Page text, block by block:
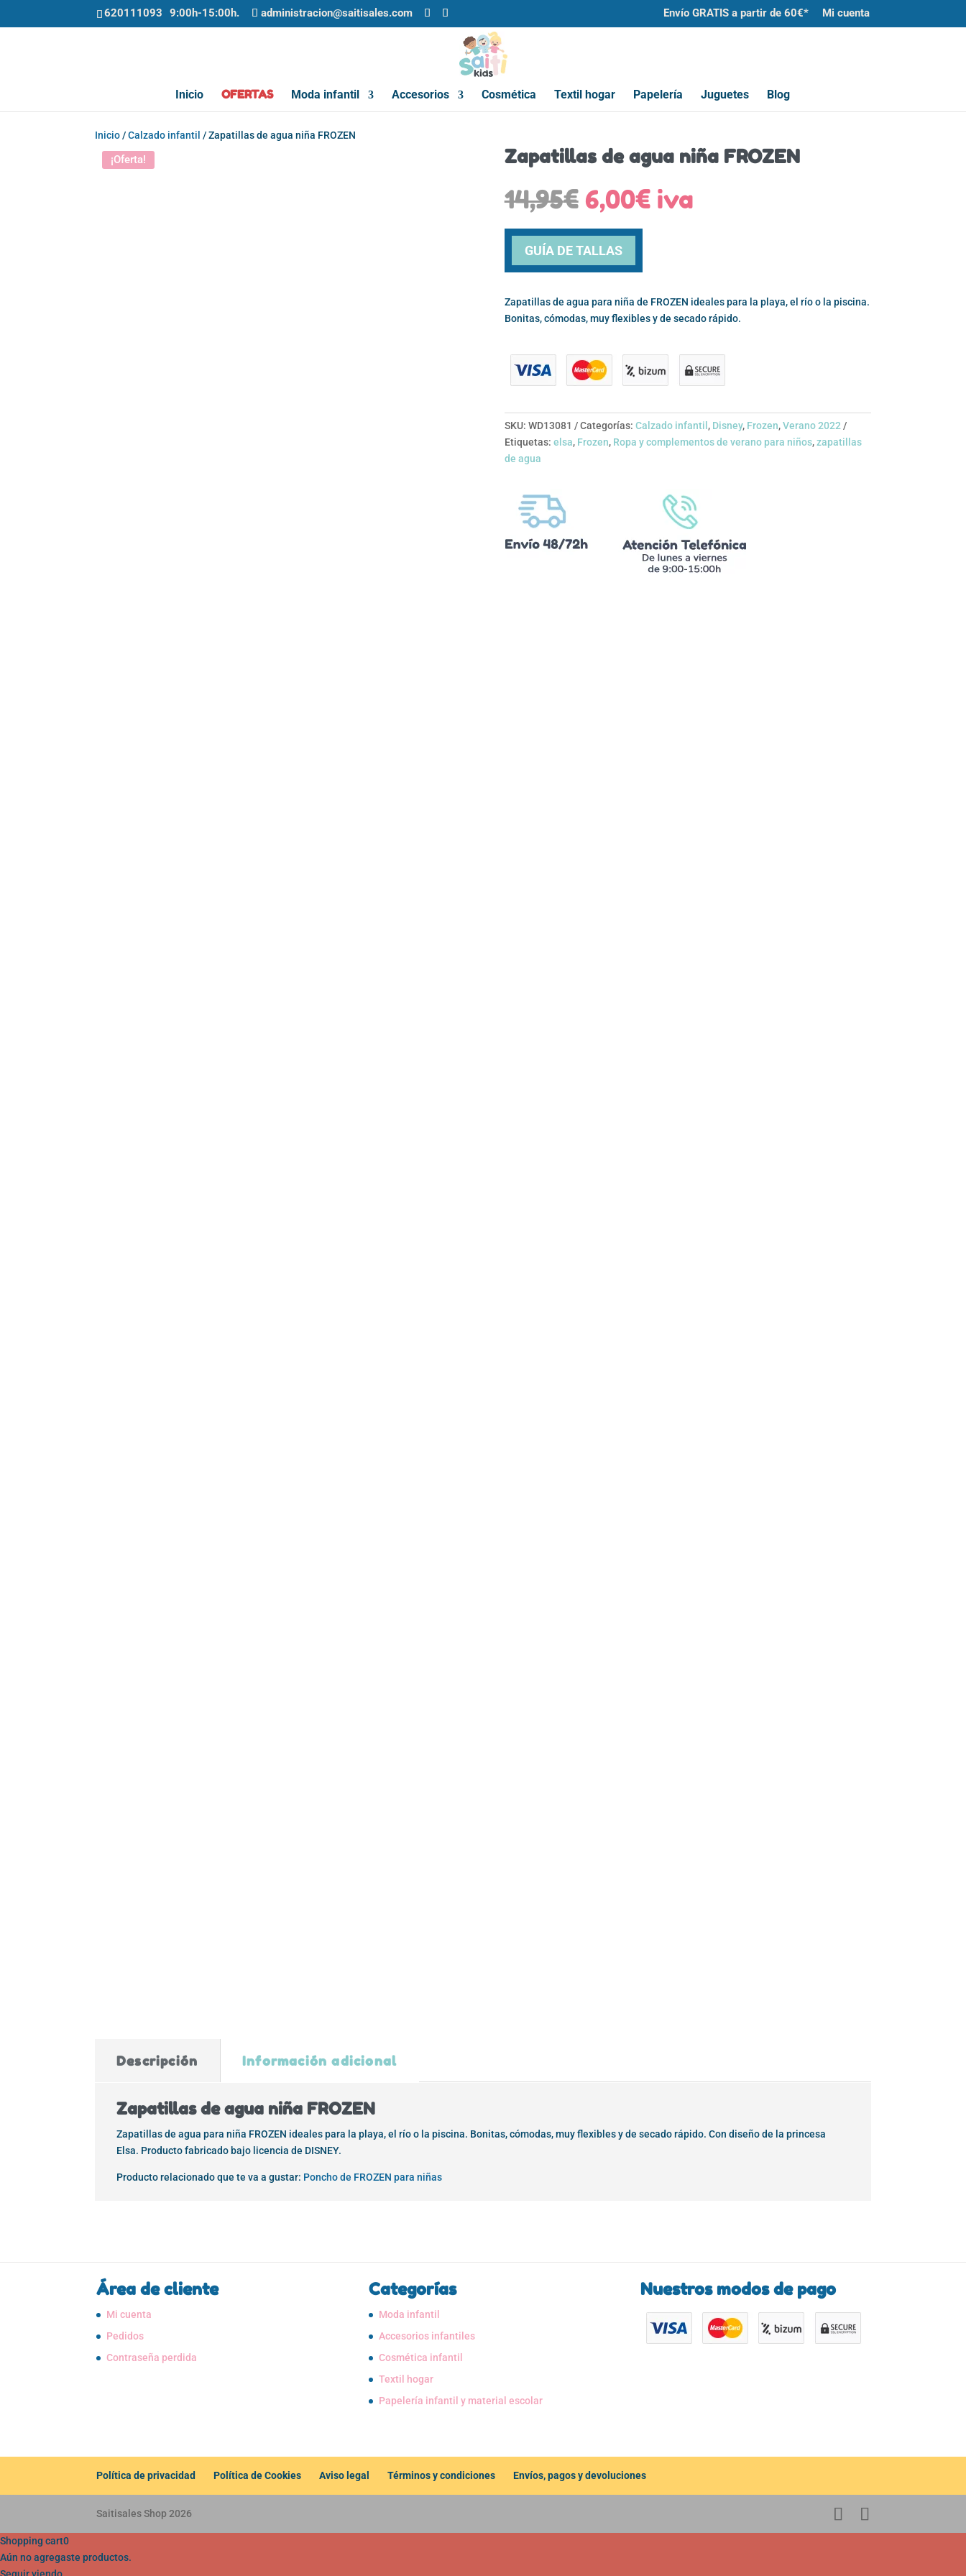
620111093 administracion@saitisales.com Envío GRATIS a partir de 60€* Mi cuenta
Inicio OFERTAS Moda infantil Accesorios Cosmética Textil hogar Papelería Juguetes Blog
Inicio/Calzado infantil / Zapatillas de agua niña FROZEN
¡Oferta! Zapatillas de agua niña FROZEN
14,95€ El
precio
original
era:
14,95€.
6,00€El
precio
iva
GUÍA DE TALLAS
Zapatillas de agua para niña de FROZEN ideales para la playa, el río o la piscina.
Bonitas, cómodas, muy flexibles y de secado rápido.
SKU: WD13081 Categorías: Calzado infantil , Disney, Frozen,Verano 2022
Etiquetas: elsa, Frozen, Ropa y complementos de verano para niños,zapatillas
de agua
Descripción Información adicional
Zapatillas de agua niña FROZEN
Zapatillas de agua para niña FROZEN ideales para la playa, el río o la piscina. Bonitas, cómodas, muy flexibles y de secado rápido. Con diseño de la princesa
Elsa. Producto fabricado bajo licencia de DISNEY.
Producto relacionado que te va a gustar: Poncho de FROZEN para niñas
Área de cliente
Mi cuenta
Pedidos
Contraseña perdida
Categorías
Moda infantil
Accesorios infantiles
Cosmética infantil
Textil hogar
Papelería infantil y material escolar
Nuestros modos de pago
Política de privacidad Política de Cookies Aviso legal Términos y condiciones Envíos, pagos y devoluciones
Saitisales Shop 2026
Shopping cart0
Aún no agregaste productos.
Seguir viendo